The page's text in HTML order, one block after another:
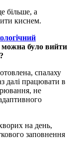
більше, а
киснем.
можна було вийти
спалаху
далі працювати в
не
на день,
заповнення